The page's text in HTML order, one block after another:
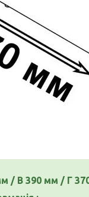
/ В 390 мм / Г